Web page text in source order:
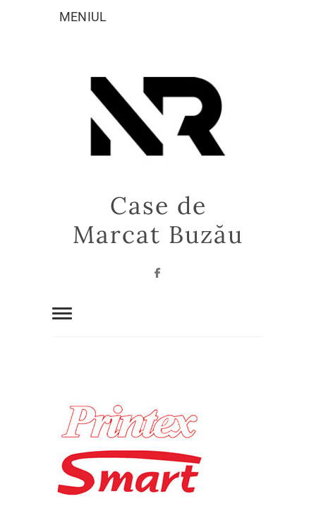
MENIUL
Case de
Marcat Buzău
Facebook